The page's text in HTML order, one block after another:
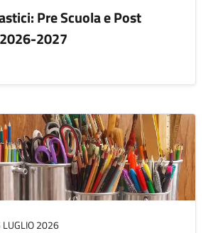
Pre Scuola e Post
2027
LUGLIO 2026